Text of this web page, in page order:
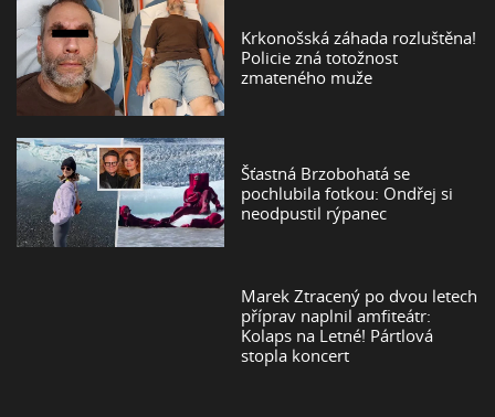
Krkonošská záhada rozluštěna!
Policie zná totožnost
zmateného muže
Šťastná Brzobohatá se
pochlubila fotkou: Ondřej si
neodpustil rýpanec
Marek Ztracený po dvou letech
příprav naplnil amfiteátr:
Kolaps na Letné! Pártlová
stopla koncert